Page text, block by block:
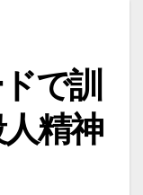
で訓
精神